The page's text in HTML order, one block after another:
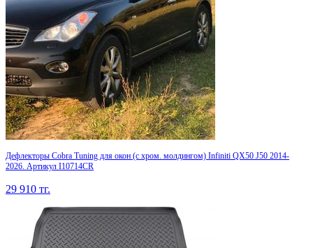
Дефлекторы Cobra Tuning для окон (c хром. молдингом) Infiniti QX50 J50 2014-
2026. Артикул I10714CR
29 910 тг.